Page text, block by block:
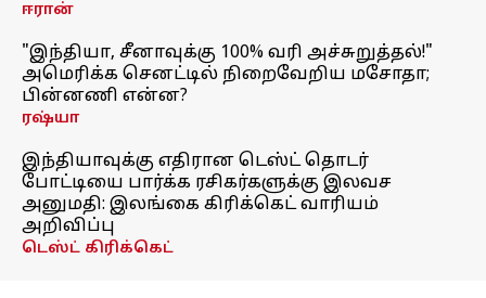
ஈரான்
"இந்தியா, சீனாவுக்கு 100% வரி அச்சுறுத்தல்!"
அமெரிக்க செனட்டில் நிறைவேறிய மசோதா;
பின்னணி என்ன?
ரஷ்யா
இந்தியாவுக்கு எதிரான டெஸ்ட் தொடர்
போட்டியை பார்க்க ரசிகர்களுக்கு இலவச
அனுமதி: இலங்கை கிரிக்கெட் வாரியம்
அறிவிப்பு
டெஸ்ட் கிரிக்கெட்